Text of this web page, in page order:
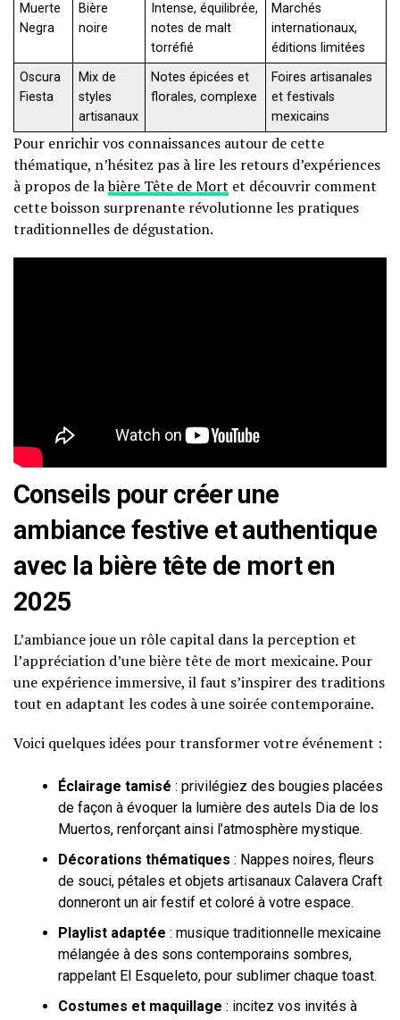
Muerte
Negra
Bière
noire
Intense, équilibrée,
notes de malt
torréfié
Marchés
internationaux,
éditions limitées
Oscura
Fiesta
Mix de
styles
artisanaux
Notes épicées et
florales, complexe
Foires artisanales
et festivals
mexicains
Pour enrichir vos connaissances autour de cette
thématique, n’hésitez pas à lire les retours d’expériences
à propos de labière Tête de Mort et découvrir comment
cette boisson surprenante révolutionne les pratiques
traditionnelles de dégustation.
Conseils pour créer une
ambiance festive et authentique
avec la bière tête de mort en
2025
L’ambiance joue un rôle capital dans la perception et
l’appréciation d’une bière tête de mort mexicaine. Pour
une expérience immersive, il faut s’inspirer des traditions
tout en adaptant les codes à une soirée contemporaine.
Voici quelques idées pour transformer votre événement :
Éclairage tamisé : privilégiez des bougies placées
de façon à évoquer la lumière des autels Dia de los
Muertos, renforçant ainsi l’atmosphère mystique.
Décorations thématiques : Nappes noires, fleurs
de souci, pétales et objets artisanaux Calavera Craft
donneront un air festif et coloré à votre espace.
Playlist adaptée : musique traditionnelle mexicaine
mélangée à des sons contemporains sombres,
rappelant El Esqueleto, pour sublimer chaque toast.
Costumes et maquillage : incitez vos invités à